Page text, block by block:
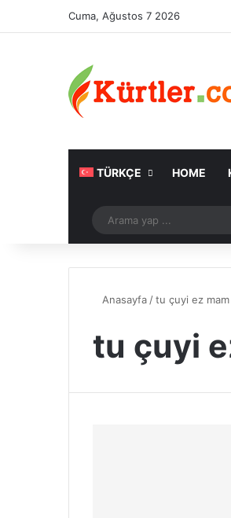
Cuma, Ağustos 7 2026
TÜRKÇE HOME
Rastgele Makale
Anasayfa /tu çuyi ez mam
tu çuyi